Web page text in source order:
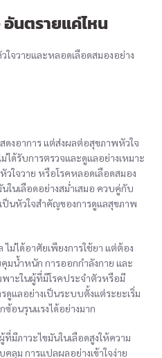
อันตรายแค่ไหน
ใจวายและหลอดเลือดสมองอย่าง
ดงอาการ แต่ส่งผลต่อสุขภาพหัวใจ
ได้รับการตรวจและดูแลอย่างเหมาะ
วใจวาย หรือโรคหลอดเลือดสมอง
ในเลือดอย่างสม่ำเสมอ ควบคู่กับ
ป็นหัวใจสำคัญของการดูแลสุขภาพ
ไม่ได้อาศัยเพียงการใช้ยา แต่ต้อง
มน้ำหนัก การออกกำลังกาย และ
พาะในผู้ที่มีโรคประจำตัวหรือมี
ดูแลอย่างเป็นระบบตั้งแต่ระยะเริ่ม
ซ้อนรุนแรงได้อย่างมาก
ที่มีภาวะไขมันในเลือดสูงให้ความ
ม การแปลผลอย่างเข้าใจง่าย